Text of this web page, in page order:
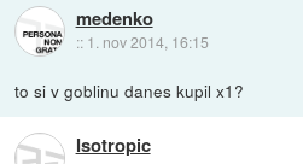
medenko
:: 1. nov 2014, 16:15
to si v goblinu danes kupil x1?
Isotropic